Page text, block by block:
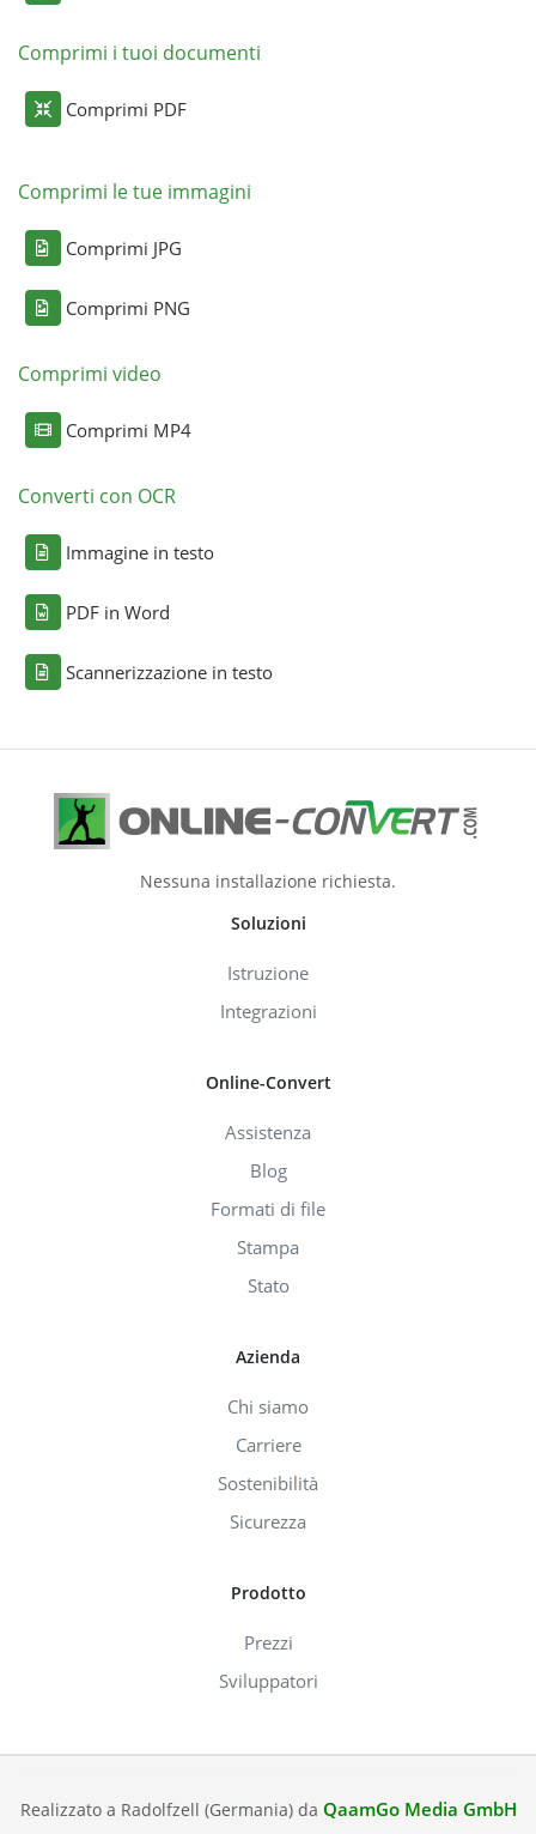
Comprimi i tuoi documenti
Comprimi PDF
Comprimi le tue immagini
Comprimi JPG
Comprimi PNG
Comprimi video
Comprimi MP4
Converti con OCR
Immagine in testo
PDF in Word
Scannerizzazione in testo
Nessuna installazione richiesta.
Soluzioni
Istruzione
Integrazioni
Online-Convert
Assistenza
Blog
Formati di file
Stampa
Stato
Azienda
Chi siamo
Carriere
Sostenibilità
Sicurezza
Prodotto
Prezzi
Sviluppatori
Realizzato a Radolfzell (Germania) da QaamGo Media GmbH